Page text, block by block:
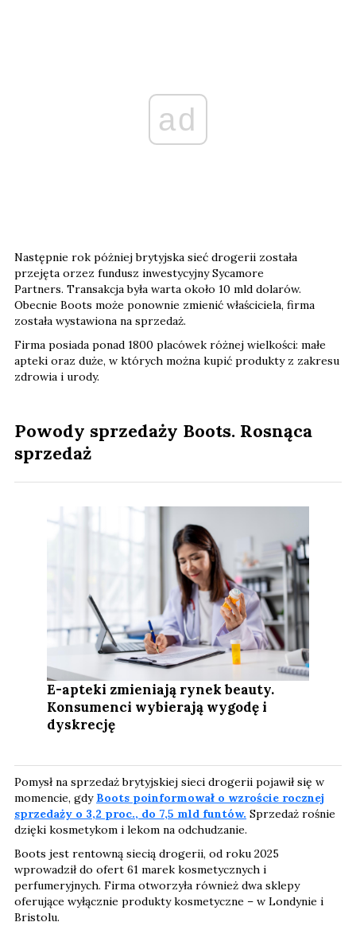
ad
Następnie rok póżniej brytyjska sieć drogerii została
przejęta orzez fundusz inwestycyjny Sycamore
Partners. Transakcja była warta około 10 mld dolarów.
Obecnie Boots może ponownie zmienić właściciela, firma
została wystawiona na sprzedaż.
Firma posiada ponad 1800 placówek różnej wielkości: małe
apteki oraz duże, w których można kupić produkty z zakresu
zdrowia i urody.
Powody sprzedaży Boots. Rosnąca
sprzedaż
E-apteki zmieniają rynek beauty.
Konsumenci wybierają wygodę i
dyskrecję
Pomysł na sprzedaż brytyjskiej sieci drogerii pojawił się w
momencie, gdy Boots poinformował o wzroście rocznej
sprzedaży o 3,2 proc., do 7,5 mld funtów. Sprzedaż rośnie
dzięki kosmetykom i lekom na odchudzanie.
Boots jest rentowną siecią drogerii, od roku 2025
wprowadził do ofert 61 marek kosmetycznych i
perfumeryjnych. Firma otworzyła również dwa sklepy
oferujące wyłącznie produkty kosmetyczne – w Londynie i
Bristolu.